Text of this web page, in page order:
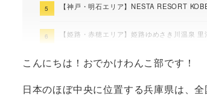
【神戸・明石エリア】NESTA RESORT
【姫路・赤穂エリア】姫路ゆめさき川温泉
【姫路・赤穂エリア】ホテル モンテローザ（
【宝塚・篠山エリア】かねのね丹波（丹波市
こんにちは！おでかけわんこ部です！
日本のほぼ中央に位置する兵庫県は、